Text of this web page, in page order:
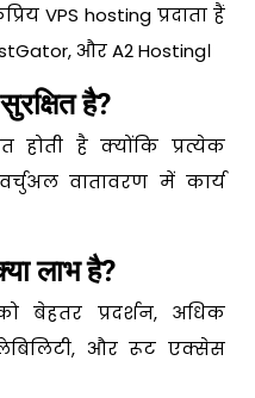
VPS hosting प्रदाता हैं
और A2 Hosting।
है?
होती है क्योंकि प्रत्येक
वातावरण में कार्य
लाभ है?
बेहतर प्रदर्शन, अधिक
और रूट एक्सेस